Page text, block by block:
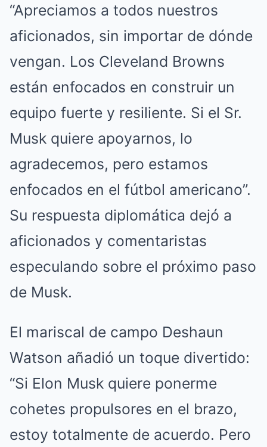
“Apreciamos a todos nuestros
aficionados, sin importar de dónde
vengan. Los Cleveland Browns
están enfocados en construir un
equipo fuerte y resiliente. Si el Sr.
Musk quiere apoyarnos, lo
agradecemos, pero estamos
enfocados en el fútbol americano”.
Su respuesta diplomática dejó a
aficionados y comentaristas
especulando sobre el próximo paso
de Musk.
El mariscal de campo Deshaun
Watson añadió un toque divertido:
“Si Elon Musk quiere ponerme
cohetes propulsores en el brazo,
estoy totalmente de acuerdo. Pero